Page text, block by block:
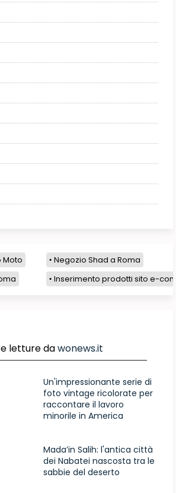
Moto
Negozio Shad a Roma
Inserimento prodotti sito e-
letture dawonews.it
Un'impressionante serie di
foto vintage ricolorate per
raccontare il lavoro
minorile in America
Mada’in Salih: l'antica città
dei Nabatei nascosta tra le
sabbie del deserto